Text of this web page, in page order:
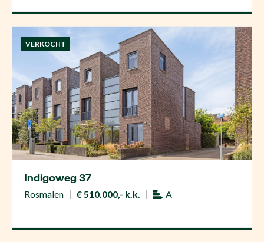
VERKOCHT
Indigoweg 37
Rosmalen € 510.000,- k.k. A